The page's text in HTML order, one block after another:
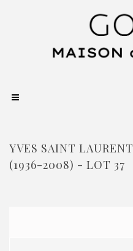
YVES SAINT LAURENT
(1936-2008) - LOT 37